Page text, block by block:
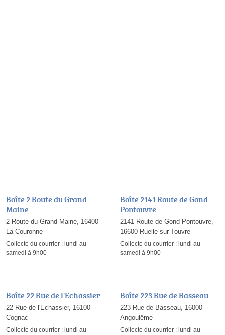
Boîte 2 Route du Grand
Maine
2 Route du Grand Maine, 16400
La Couronne
Collecte du courrier : lundi au
samedi à 9h00
Boîte 2141 Route de Gond
Pontouvre
2141 Route de Gond Pontouvre,
16600 Ruelle-sur-Touvre
Collecte du courrier : lundi au
samedi à 9h00
Boîte 22 Rue de l'Echassier
22 Rue de l'Echassier, 16100
Cognac
Collecte du courrier : lundi au
Boîte 223 Rue de Basseau
223 Rue de Basseau, 16000
Angoulême
Collecte du courrier : lundi au